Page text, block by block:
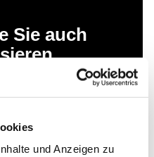
und Anzeigen zu
Sie auch